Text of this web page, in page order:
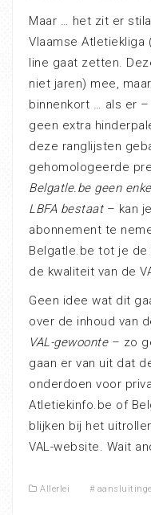
Maar … het zit er
Vlaamse Atletiekliga
line gaat zetten.
niet jaren) mee,
binnenkort … als er
geen extra
deze ranglijsten
gehomologeerde
Belgatle.be geen
LBFA bestaat– kan
abonnement te
Belgatle.be tot je de
de kwaliteit van de
Geen idee wat dit
over de inhoud van
VAL-gewoonte– zo
gaan er van uit dat
onderdoen voor
Atletiekinfo.be of
blijken bij het
VAL-website. Wait
Allerlei #